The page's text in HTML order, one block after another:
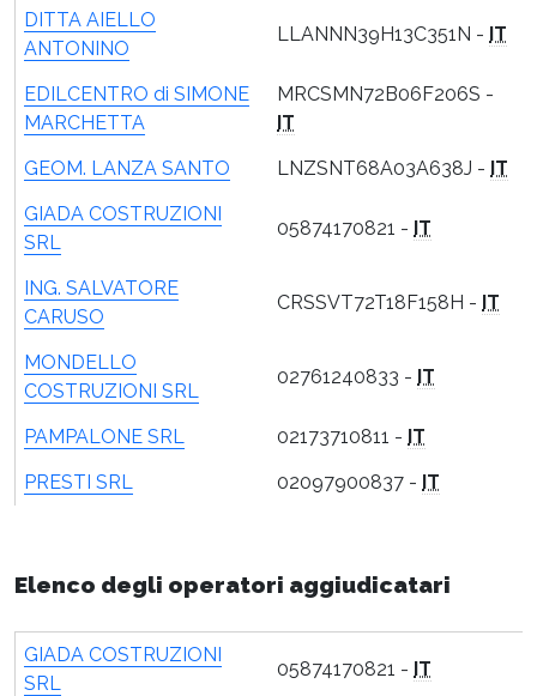
DITTA AIELLO
ANTONINO
LLANNN39H13C351N - IT
EDILCENTRO di SIMONE
MARCHETTA
MRCSMN72B06F206S -
IT
GEOM. LANZA SANTO
LNZSNT68A03A638J - IT
GIADA COSTRUZIONI
SRL
05874170821 - IT
ING. SALVATORE
CARUSO
CRSSVT72T18F158H - IT
MONDELLO
COSTRUZIONI SRL
02761240833 - IT
PAMPALONE SRL 02173710811 - IT
PRESTI SRL
02097900837 - IT
Elenco degli operatori aggiudicatari
GIADA COSTRUZIONI
SRL
05874170821 - IT